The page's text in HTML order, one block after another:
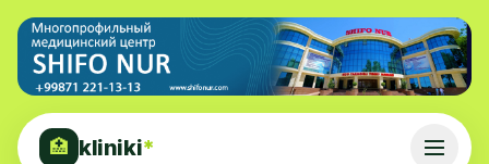
🏥 kliniki*